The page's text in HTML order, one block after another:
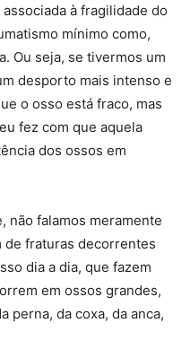
à fragilidade do
mínimo como,
Ou seja, se tivermos um
desporto mais intenso e
o osso está fraco, mas
fez com que aquela
dos ossos em
não falamos meramente
de fraturas decorrentes
dia a dia, que fazem
em ossos grandes,
perna, da coxa, da anca,